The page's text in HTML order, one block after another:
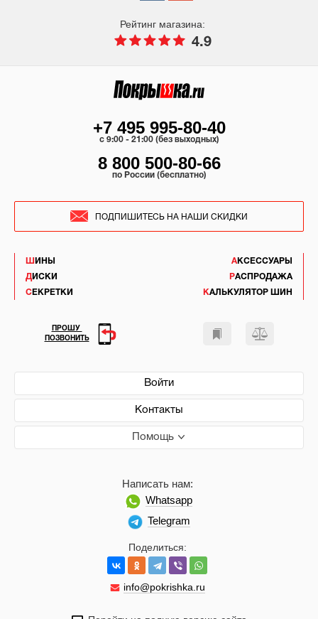
Рейтинг магазина:
4.9
ШИНЫ
ДИСКИ
СЕКРЕТКИ
АКСЕССУАРЫ
РАСПРОДАЖА
КАЛЬКУЛЯТОР ШИН
Войти
Контакты
Помощь
Поделиться:
info@pokrishka.ru
Написать нам:
Whatsapp
Telegram
+7 495 995-80-40
c 9:00 - 21:00 (без выходных)
8 800 500-80-66
по России (бесплатно)
ПОДПИШИТЕСЬ НА НАШИ СКИДКИ
ПРОШУ
ПОЗВОНИТЬ